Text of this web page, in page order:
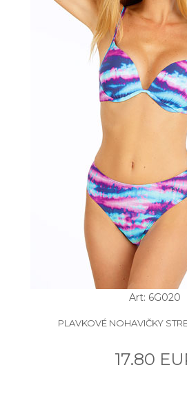
Art: 6G020
PLAVKOVÉ NOHAVIČKY
17.80